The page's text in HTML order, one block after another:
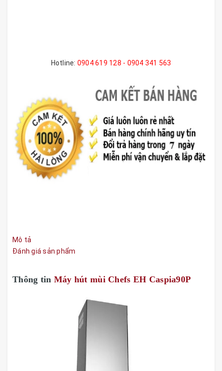
Hotline: 0904 619 128 - 0904 341 563
Mô tả
Đánh giá sản phẩm
Thông tin Máy hút mùi Chefs EH Caspia90P